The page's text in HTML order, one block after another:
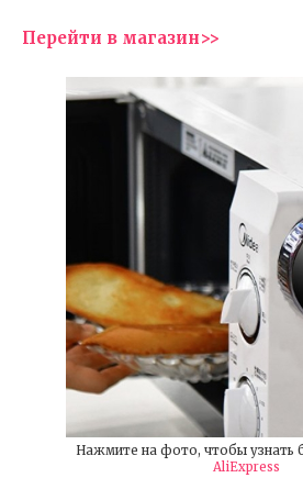
Перейти в магазин>>
Нажмите на фото, чтобы узнать
AliExpress